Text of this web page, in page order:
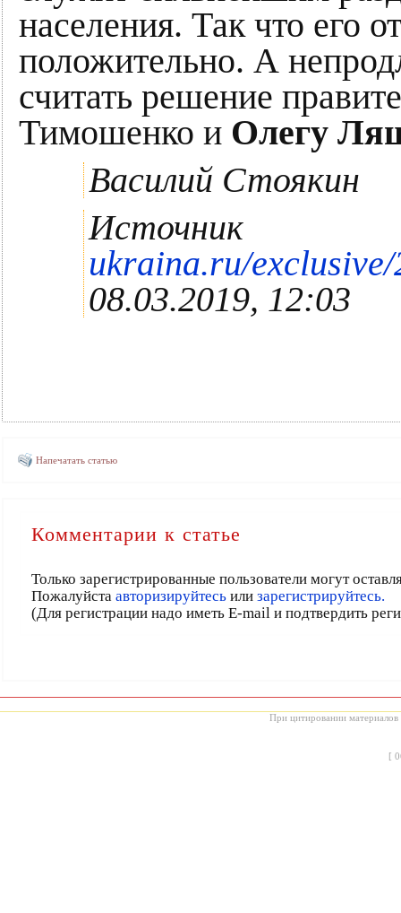
населения. Так что его
положительно. А
считать решение
Тимошенко и Олегу
Василий Стоякин
Источник
ukraina.ru/
08.03.2019, 12:03
Напечатать статью
Комментарии к статье
Только зарегистрированные пользователи могут
Пожалуйста авторизируйтесьили зарегистрируйтесь.
(Для регистрации надо иметь E-mail и подтвердить
При цитировании материалов
[